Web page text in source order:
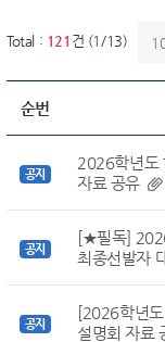
Total : 121 건 (1 /13)
순번
공지
2026학년도
자료 공유
공지
[★필독]
최종선발자
공지
[2026학년
설명회 자료